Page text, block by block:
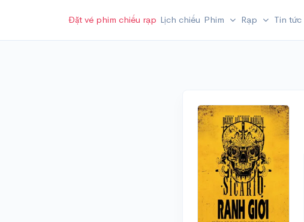
Đặt vé phim chiếu rạp Lịch chiếu Phim Rạp Tin tức